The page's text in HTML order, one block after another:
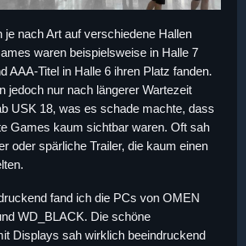
je nach Art auf verschiedene Hallen
waren beispielsweise in Halle 7
AAA-Titel in Halle 6 ihren Platz fanden.
jedoch nur nach längerer Wartezeit
USK 18, was es schade machte, dass
Games kaum sichtbar waren. Oft sah
oder spärliche Trailer, die kaum einen
fand ich die PCs von OMEN
WD_BLACK. Die schöne
Displays sah wirklich beeindruckend